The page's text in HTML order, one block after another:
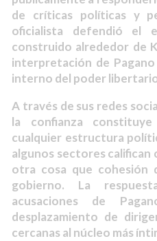
de críticas políticas y
oficialista defendió el
construido alrededor de
interpretación de
interno del poder
A través de sus redes
la confianza
cualquier estructura
algunos sectores califican
otra cosa que cohesión
gobierno. La
acusaciones de
desplazamiento de
cercanas al núcleo más